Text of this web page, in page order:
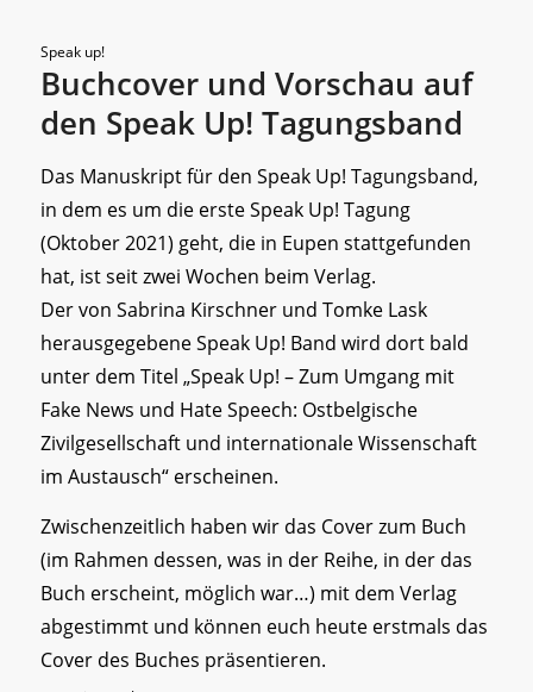
Speak up!
Buchcover und Vorschau auf
den Speak Up! Tagungsband
Das Manuskript für den Speak Up! Tagungsband,
in dem es um die erste Speak Up! Tagung
(Oktober 2021) geht, die in Eupen stattgefunden
hat, ist seit zwei Wochen beim Verlag.
Der von Sabrina Kirschner und Tomke Lask
herausgegebene Speak Up! Band wird dort bald
unter dem Titel „Speak Up! – Zum Umgang mit
Fake News und Hate Speech: Ostbelgische
Zivilgesellschaft und internationale Wissenschaft
im Austausch“ erscheinen.
Zwischenzeitlich haben wir das Cover zum Buch
(im Rahmen dessen, was in der Reihe, in der das
Buch erscheint, möglich war…) mit dem Verlag
abgestimmt und können euch heute erstmals das
Cover des Buches präsentieren.